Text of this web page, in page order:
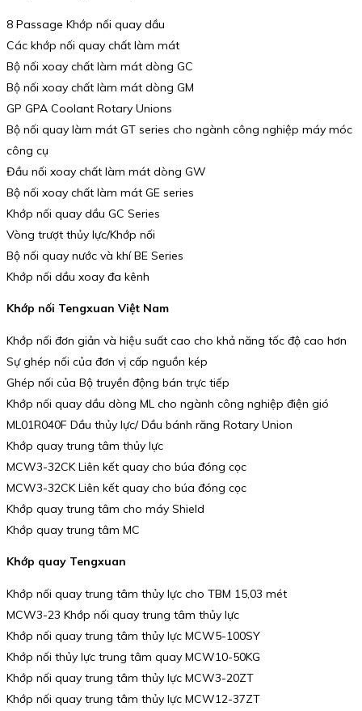
8 Passage Khớp nối quay dầu
Các khớp nối quay chất làm mát
Bộ nối xoay chất làm mát dòng GC
Bộ nối xoay chất làm mát dòng GM
GP GPA Coolant Rotary Unions
Bộ nối quay làm mát GT series cho ngành công nghiệp máy móc
công cụ
Đầu nối xoay chất làm mát dòng GW
Bộ nối xoay chất làm mát GE series
Khớp nối quay dầu GC Series
Vòng trượt thủy lực/Khớp nối
Bộ nối quay nước và khí BE Series
Khớp nối dầu xoay đa kênh
Khớp nối Tengxuan Việt Nam
Khớp nối đơn giản và hiệu suất cao cho khả năng tốc độ cao hơn
Sự ghép nối của đơn vị cấp nguồn kép
Ghép nối của Bộ truyền động bán trực tiếp
Khớp nối quay dầu dòng ML cho ngành công nghiệp điện gió
ML01R040F Dầu thủy lực/ Dầu bánh răng Rotary Union
Khớp quay trung tâm thủy lực
MCW3-32CK Liên kết quay cho búa đóng cọc
MCW3-32CK Liên kết quay cho búa đóng cọc
Khớp quay trung tâm cho máy Shield
Khớp quay trung tâm MC
Khớp quay Tengxuan
Khớp nối quay trung tâm thủy lực cho TBM 15,03 mét
MCW3-23 Khớp nối quay trung tâm thủy lực
Khớp nối quay trung tâm thủy lực MCW5-100SY
Khớp nối thủy lực trung tâm quay MCW10-50KG
Khớp nối quay trung tâm thủy lực MCW3-20ZT
Khớp nối quay trung tâm thủy lực MCW12-37ZT